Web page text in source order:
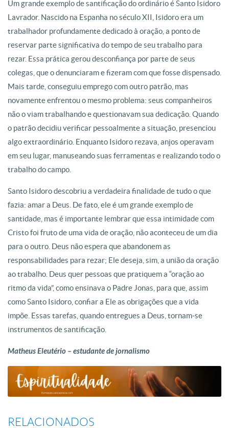
Um grande exemplo de santificação do ordinário é Santo Isidoro
Lavrador. Nascido na Espanha no século XII, Isidoro era um
trabalhador profundamente dedicado à oração, a ponto de
reservar parte significativa do tempo de seu trabalho para
rezar. Essa prática gerou desconfiança por parte de seus
colegas, que o denunciaram e fizeram com que fosse dispensado.
Mais tarde, conseguiu emprego com outro patrão, mas
novamente enfrentou o mesmo problema: seus companheiros
não o viam trabalhando e questionavam sua dedicação. Quando
o patrão decidiu verificar pessoalmente a situação, presenciou
algo extraordinário. Enquanto Isidoro rezava, anjos operavam
em seu lugar, manuseando suas ferramentas e realizando todo o
trabalho do campo.
Santo Isidoro descobriu a verdadeira finalidade de tudo o que
fazia: amar a Deus. De fato, ele é um grande exemplo de
santidade, mas é importante lembrar que essa intimidade com
Cristo foi fruto de uma vida de oração, não aconteceu de um dia
para o outro. Deus não espera que abandonem as
responsabilidades para rezar; Ele deseja, sim, a união da oração
ao trabalho. Deus quer pessoas que pratiquem a “oração ao
ritmo da vida”, como ensinava o Padre Jonas, para que, assim
como Santo Isidoro, confiar a Ele as obrigações que a vida
impõe. Essas tarefas, quando entregues a Deus, tornam-se
instrumentos de santificação.
Matheus Eleutério – estudante de jornalismo
RELACIONADOS